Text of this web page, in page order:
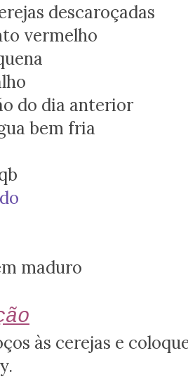
descaroçadas
vermelho
do dia anterior
bem fria
maduro
às cerejas e